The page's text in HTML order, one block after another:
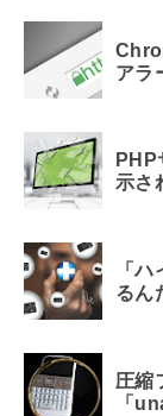
アラ
示さ
「
るん
圧縮
「